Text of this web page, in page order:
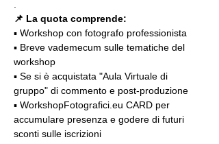
📌 La quota comprende:
▪️ Workshop con fotografo professionista
▪️ Breve vademecum sulle tematiche del
workshop
▪️ Se si è acquistata "Aula Virtuale di
gruppo" di commento e post-produzione
▪️ WorkshopFotografici.eu CARD per
accumulare presenza e godere di futuri
sconti sulle iscrizioni